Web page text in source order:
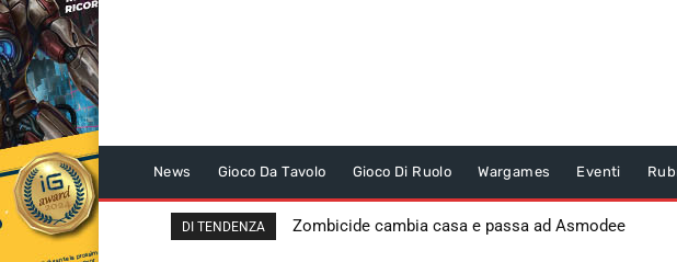
News Gioco Da Tavolo Gioco Di Ruolo Wargames Eventi
DI TENDENZA Zombicide cambia casa e passa ad Asmodee